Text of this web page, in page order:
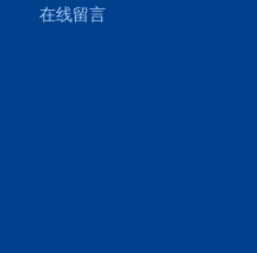
在线留言